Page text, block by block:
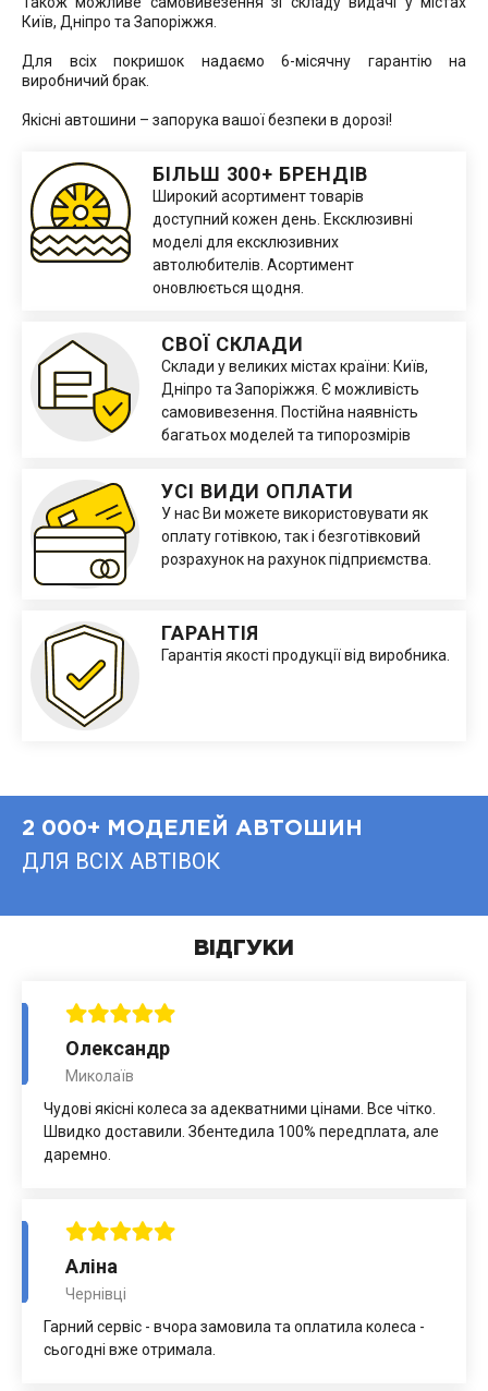
Київ, Дніпро та Запоріжжя.
Для всіх покришок надаємо 6-місячну гарантію на
виробничий брак.
Якісні автошини – запорука вашої безпеки в дорозі!
БІЛЬШ 300+ БРЕНДІВ
Широкий асортимент товарів
доступний кожен день. Ексклюзивні
моделі для ексклюзивних
автолюбителів. Асортимент
оновлюється щодня.
СВОЇ СКЛАДИ
Склади у великих містах країни: Київ,
Дніпро та Запоріжжя. Є можливість
самовивезення. Постійна наявність
багатьох моделей та типорозмірів
УСІ ВИДИ ОПЛАТИ
У нас Ви можете використовувати як
оплату готівкою, так і безготівковий
розрахунок на рахунок підприємства.
ГАРАНТІЯ
Гарантія якості продукції від виробника.
2 000+ МОДЕЛЕЙ АВТОШИН
ДЛЯ ВСІХ АВТІВОК
ВІДГУКИ
Олександр
Миколаїв
Чудові якісні колеса за адекватними цінами. Все чітко.
Швидко доставили. Збентедила 100% передплата, але
даремно.
Аліна
Чернівці
Гарний сервіс - вчора замовила та оплатила колеса -
сьогодні вже отримала.